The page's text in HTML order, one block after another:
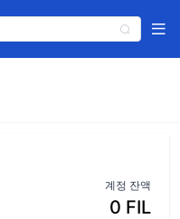
계정 잔액
0 FIL